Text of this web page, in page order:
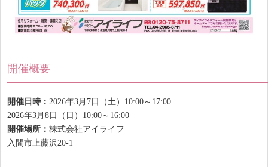
開催概要
開催日時： 2026年3月7日（土）10:00～17:00
2026年3月8日（日）10:00～16:00
開催場所： 株式会社アイライフ
入間市上藤沢20-1